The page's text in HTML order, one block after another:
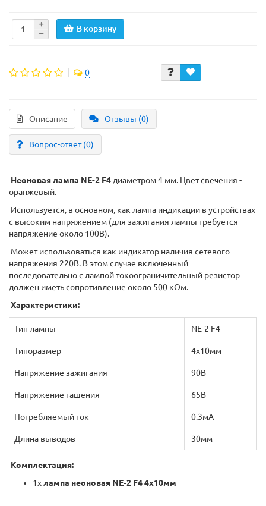
В корзину
0
Описание Отзывы (0)
Вопрос-ответ(0)
Неоновая лампа NE-2 F4 диаметром 4 мм. Цвет свечения -
оранжевый.
Используется, в основном, как лампа индикации в устройствах
с высоким напряжением (для зажигания лампы требуется
напряжение около 100В).
Может использоваться как индикатор наличия сетевого
напряжения 220В. В этом случае включенный
последовательно с лампой токоограничительный резистор
должен иметь сопротивление около 500 кОм.
Характеристики:
Тип лампы NE-2 F4
Типоразмер 4х10мм
Напряжение зажигания 90В
Напряжение гашения 65В
Потребляемый ток 0.3мА
Длина выводов 30мм
Комплектация:
1хлампа неоновая NE-2 F4 4x10мм